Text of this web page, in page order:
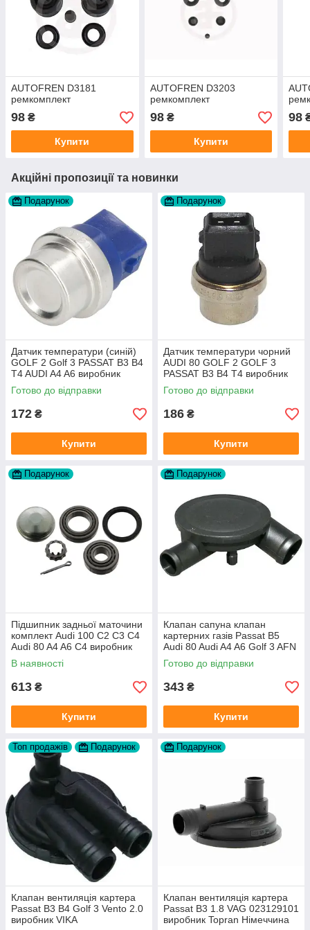
AUTOFREN D3181
ремкомплект
98 ₴
Купити
AUTOFREN D3203
ремкомплект
98₴
Купити
98
Акційні пропозиції та новинки
Подарунок
Датчик температури (синій)
GOLF 2 Golf 3 PASSAT B3 B4
T4 AUDI A4 A6 виробник
Topran Німеччина
Готово до відправки
172 ₴
Купити
Подарунок
Датчик температури чорний
AUDI 80 GOLF 2 GOLF 3
PASSAT B3 B4 T4 виробник
TOPRAN Німеччина
Готово до відправки
186 ₴
Купити
Подарунок
Підшипник задньої маточини
комплект Audi 100 C2 C3 C4
Audi 80 A4 A6 C4 виробник
FAG
В наявності
613 ₴
Купити
Подарунок
Клапан сапуна клапан
картерних газів Passat B5
Audi 80 Audi A4 A6 Golf 3 AFN
1Y AAZ 1Z AFF AEY AAZ AHB
AHU
Готово до відправки
343 ₴
Купити
Топ продажів Подарунок
Клапан вентиляція картера
Passat B3 B4 Golf 3 Vento 2.0
виробник VIKA
Подарунок
Клапан вентиляція картера
Passat B3 1.8 VAG 023129101
виробник Topran Німеччина